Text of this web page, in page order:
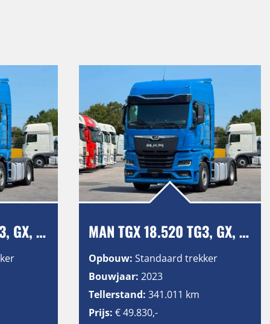
MAN TGX 18.520 TG3, GX, Retarder, 2 Tanks MAN TGX 18.520 TG3, GX, Retarder, 2 Tanks
Opbouw: Standaard trekker
Bouwjaar: 2023
Tellerstand: 341.011 km
Prijs: € 49.830,-